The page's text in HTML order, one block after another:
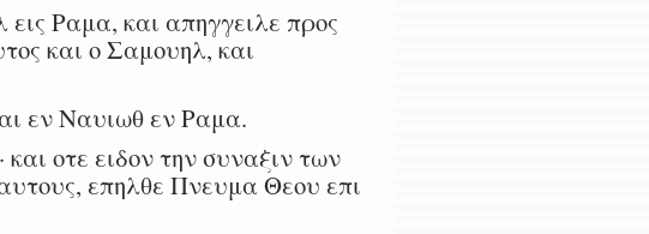
Ραμα, και απηγγειλε προς
και ο Σαμουηλ, και
εν Ναυιωθ εν Ραμα.
οτε ειδον την συναξιν των
επηλθε Πνευμα Θεου επι